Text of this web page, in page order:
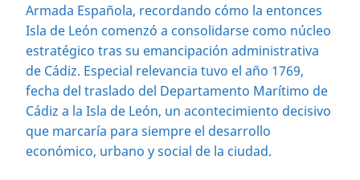
Armada Española, recordando cómo la entonces
Isla de León comenzó a consolidarse como núcleo
estratégico tras su emancipación administrativa
de Cádiz. Especial relevancia tuvo el año 1769,
fecha del traslado del Departamento Marítimo de
Cádiz a la Isla de León, un acontecimiento decisivo
que marcaría para siempre el desarrollo
económico, urbano y social de la ciudad.